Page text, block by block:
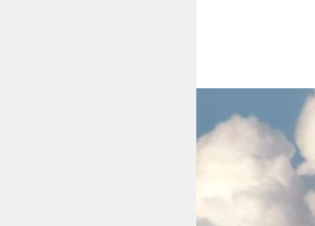
nord
wahrheit